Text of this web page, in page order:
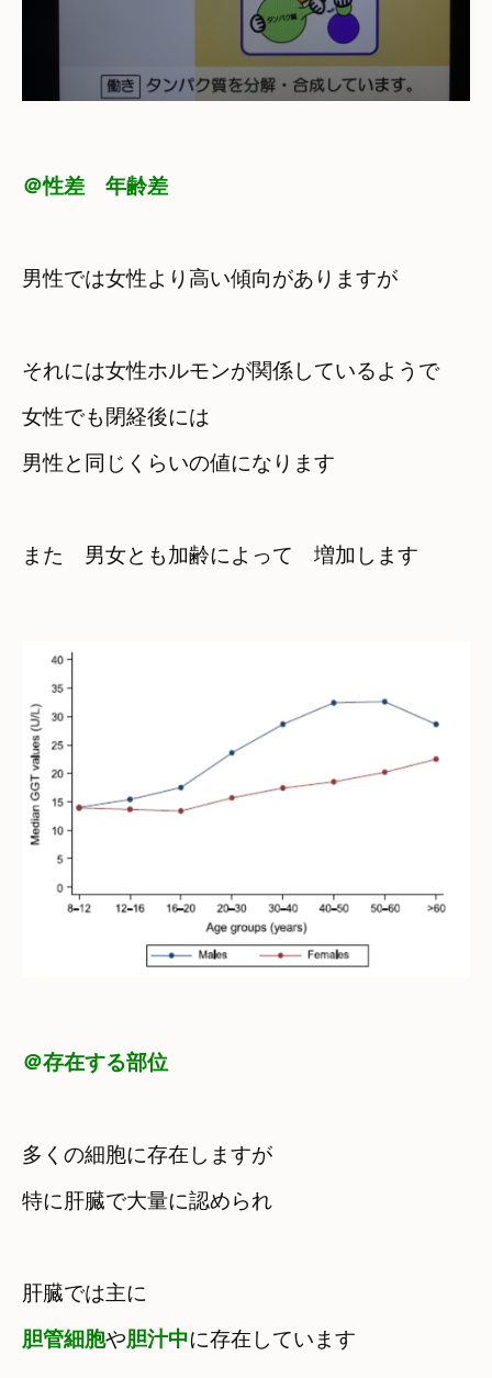
＠性差　年齢差
男性では女性より高い傾向がありますが
それには女性ホルモンが関係しているようで
女性でも閉経後には
男性と同じくらいの値になります
また　男女とも加齢によって　増加します
＠存在する部位
多くの細胞に存在しますが
胆管細胞や胆汁中に存在しています